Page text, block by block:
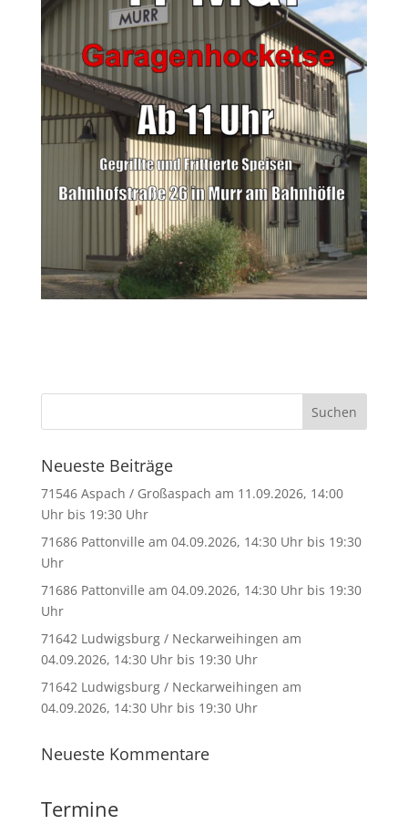
Neueste Beiträge
71546 Aspach / Großaspach am 11.09.2026, 14:00
Uhr bis 19:30 Uhr
71686 Pattonville am 04.09.2026, 14:30 Uhr bis 19:30
Uhr
71686 Pattonville am 04.09.2026, 14:30 Uhr bis 19:30
Uhr
71642 Ludwigsburg / Neckarweihingen am
04.09.2026, 14:30 Uhr bis 19:30 Uhr
71642 Ludwigsburg / Neckarweihingen am
04.09.2026, 14:30 Uhr bis 19:30 Uhr
Neueste Kommentare
Termine